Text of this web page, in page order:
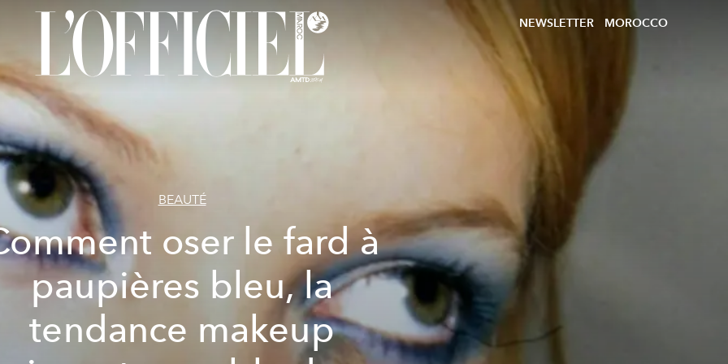
NEWSLETTER MOROCCO
BEAUTÉ
oser le fard à
paupières bleu, la
tendance makeup